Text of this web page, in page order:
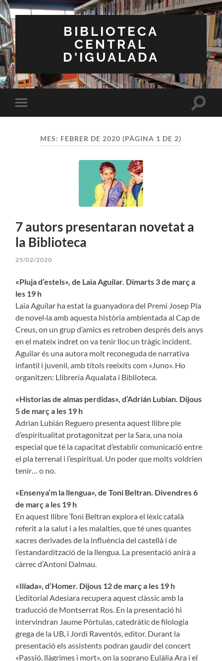
BIBLIOTECA
CENTRAL
D'IGUALADA
Toggle
mobile
Toggle
MES: FEBRER DE 2020 (PÀGINA 1 DE 2)
7 autors presentaran novetat a
la Biblioteca
25/02/2020
«Pluja d’estels», de Laia Aguilar. Dimarts 3 de març a
les 19 h
Laia Aguilar ha estat la guanyadora del Premi Josep Pla
de novel·la amb aquesta història ambientada al Cap de
Creus, on un grup d’amics es retroben després dels anys
en el mateix indret on va tenir lloc un tràgic incident.
Aguilar és una autora molt reconeguda de narrativa
infantil i juvenil, amb títols reeixits com «Juno». Ho
organitzen: Llibreria Aqualata i Biblioteca.
«Historias de almas perdidas», d’Adrián Lubian. Dijous
5 de març a les 19 h
Adrian Lubián Reguero presenta aquest llibre ple
d’espiritualitat protagonitzat per la Sara, una noia
especial que té la capacitat d’establir comunicació entre
el pla terrenal i l’espiritual. Un poder que molts voldrien
tenir… o no.
«Ensenya’m la llengua», de Toni Beltran. Divendres 6
de març a les 19 h
En aquest llibre Toni Beltran explora el lèxic català
referit a la salut i a les malalties, que té unes quantes
xacres derivades de la influència del castellà i de
l’estandardització de la llengua. La presentació anirà a
càrrec d’Antoni Dalmau.
«Ilíada», d’Homer. Dijous 12 de març a les 19 h
L’editorial Adesiara recupera aquest clàssic amb la
traducció de Montserrat Ros. En la presentació hi
intervindran Jaume Pòrtulas, catedràtic de filologia
grega de la UB, i Jordi Raventós, editor. Durant la
presentació els assistents podran gaudir del concert
«Passió, llàgrimes i mort», on la soprano Eulàlia Ara i el